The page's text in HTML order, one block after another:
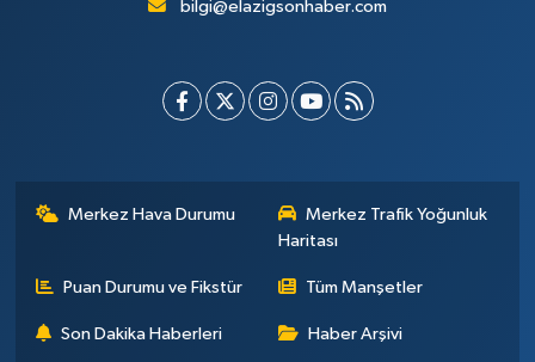
bilgi@elazigsonhaber.com
Merkez Hava Durumu
Merkez Trafik Yoğunluk
Haritası
Puan Durumu ve Fikstür Tüm Manşetler
Son Dakika Haberleri Haber Arşivi